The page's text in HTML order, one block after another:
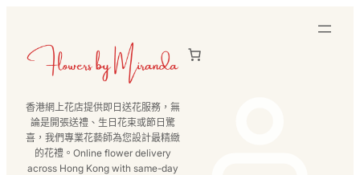
香港網上花店提供即日送花服務，無
論是開張送禮、生日花束或節日驚
喜，我們專業花藝師為您設計最精緻
的花禮。Online flower delivery
across Hong Kong with same-day